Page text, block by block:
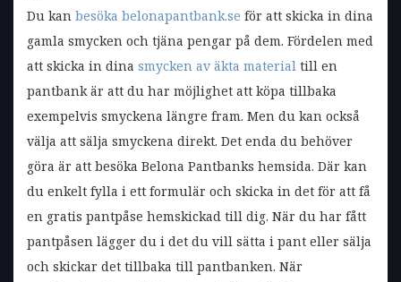
Du kan besöka belonapantbank.se för att skicka in dina
gamla smycken och tjäna pengar på dem. Fördelen med
att skicka in dina smycken av äkta material till en
pantbank är att du har möjlighet att köpa tillbaka
exempelvis smyckena längre fram. Men du kan också
välja att sälja smyckena direkt. Det enda du behöver
göra är att besöka Belona Pantbanks hemsida. Där kan
du enkelt fylla i ett formulär och skicka in det för att få
en gratis pantpåse hemskickad till dig. När du har fått
pantpåsen lägger du i det du vill sätta i pant eller sälja
och skickar det tillbaka till pantbanken. När